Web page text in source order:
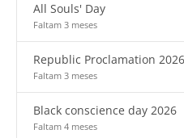
All Souls' Day
Faltam 3 meses
Republic Proclamation 2026
Faltam 3 meses
Black conscience day 2026
Faltam 4 meses